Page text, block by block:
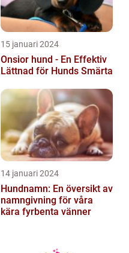
15 januari 2024
Onsior hund - En Effektiv
Lättnad för Hunds Smärta
14 januari 2024
Hundnamn: En översikt av
namngivning för våra
kära fyrbenta vänner